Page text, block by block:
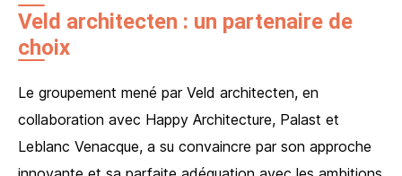
Veld architecten : un partenaire de
choix
Le groupement mené par Veld architecten, en
collaboration avec Happy Architecture, Palast et
Leblanc Venacque, a su convaincre par son approche